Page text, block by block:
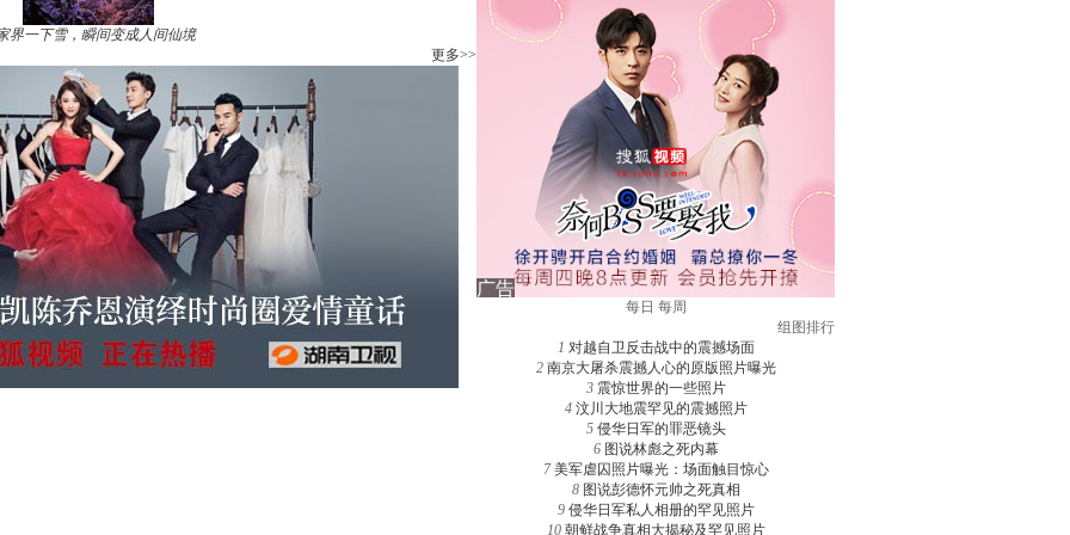
界一下雪，瞬间变成人间仙境
更多>>
每日 每周
组图排行
1 对越自卫反击战中的震撼场面
2 南京大屠杀震撼人心的原版照片曝光
3 震惊世界的一些照片
4 汶川大地震罕见的震撼照片
5 侵华日军的罪恶镜头
6 图说林彪之死内幕
7 美军虐囚照片曝光：场面触目惊心
8 图说彭德怀元帅之死真相
9 侵华日军私人相册的罕见照片
10 朝鲜战争真相大揭秘及罕见照片